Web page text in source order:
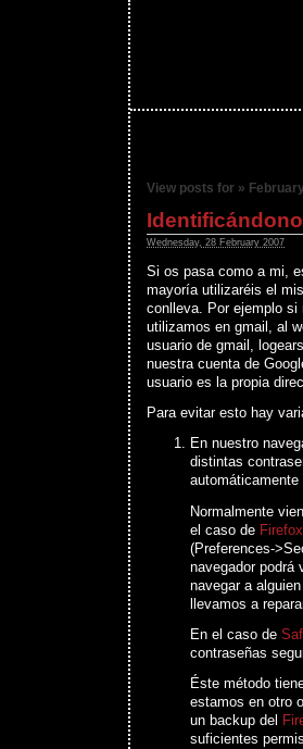
View posts for »
Wednesday, 28 February 2007
Si os pasa como a mi,
mayoría utilizaréis el
conlleva. Por ejemplo
utilizamos en gmail, al
usuario de gmail,
nuestra cuenta de
usuario es la propia
Para evitar esto hay
En nuestro
distintas
automáticamente
Normalmente
el caso de Firefox
(Preferences-
navegador podrá
navegar a
llevamos a
En el caso de
contraseñas
Éste método
estamos en otro
un backup del
suficientes